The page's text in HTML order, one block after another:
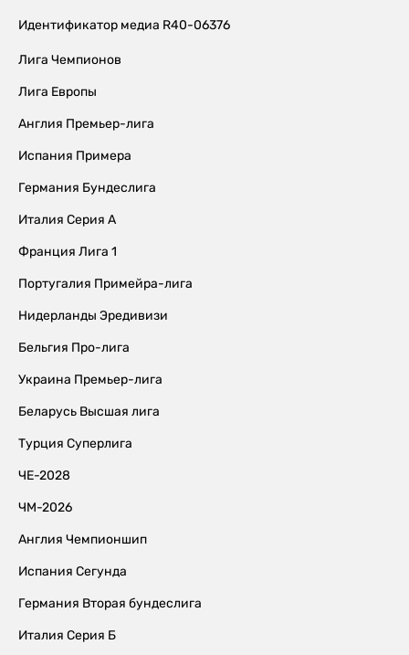
Идентификатор медиа R40-06376
Лига Чемпионов
Лига Европы
Англия Премьер-лига
Испания Примера
Германия Бундеслига
Италия Серия А
Франция Лига 1
Португалия Примейра-лига
Нидерланды Эредивизи
Бельгия Про-лига
Украина Премьер-лига
Беларусь Высшая лига
Турция Суперлига
ЧЕ-2028
ЧМ-2026
Англия Чемпионшип
Испания Сегунда
Германия Вторая бундеслига
Италия Серия Б